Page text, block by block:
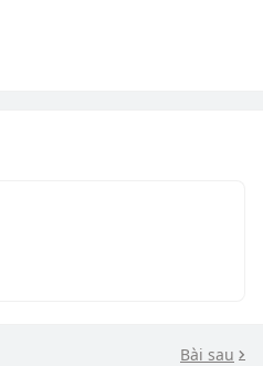
Bài sau